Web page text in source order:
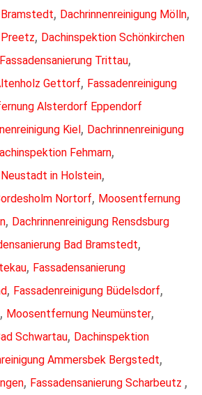
, Dachrinnenreinigung Mölln,
Preetz, Dachinspektion Schönkirchen
Fassadensanierung Trittau,
Gettorf, Fassadenreinigung
Alsterdorf Eppendorf
Kiel, Dachrinnenreinigung
Fehmarn,
Neustadt in Holstein,
Nortorf, Moosentfernung
, Dachrinnenreinigung Rensdsburg
Bad Bramstedt,
, Fassadensanierung
, Fassadenreinigung Büdelsdorf,
, Moosentfernung Neumünster,
Schwartau, Dachinspektion
Ammersbek Bergstedt,
, Fassadensanierung Scharbeutz ,